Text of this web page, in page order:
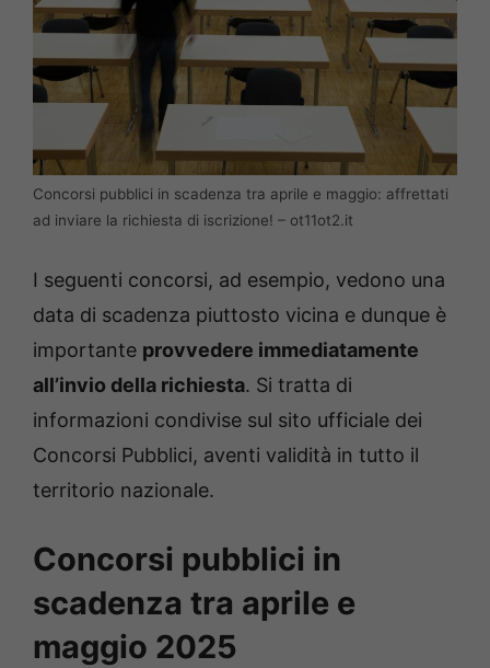
Concorsi pubblici in scadenza tra aprile e maggio: affrettati
ad inviare la richiesta di iscrizione! – ot11ot2.it
I seguenti concorsi, ad esempio, vedono una
data di scadenza piuttosto vicina e dunque è
importante provvedere immediatamente
all’invio della richiesta. Si tratta di
informazioni condivise sul sito ufficiale dei
Concorsi Pubblici, aventi validità in tutto il
territorio nazionale.
Concorsi pubblici in
scadenza tra aprile e
maggio 2025